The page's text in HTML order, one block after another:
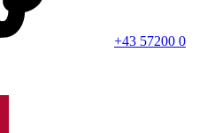
+43 57200 0